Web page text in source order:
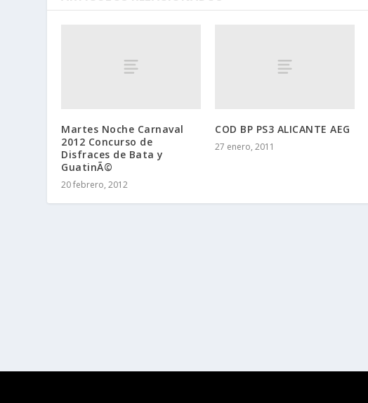
Martes Noche Carnaval
2012 Concurso de
Disfraces de Bata y
GuatinÃ©
20 febrero, 2012
COD BP PS3 ALICANTE AEG
27 enero, 2011